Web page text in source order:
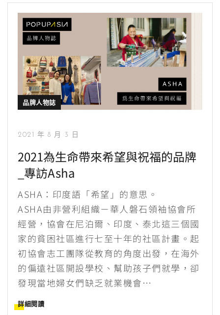
品牌人物誌
2021 年 8 月 3 日
2021為生命帶來希望與祝福的品牌
_專訪Asha
ASHA：印度語「希望」的意思。
ASHA由非營利組織－華人磐石領袖協會所
經營，協會在尼泊爾、印度、泰北這三個國
家的貧困社區進行七至十年的社區計畫。起
初協會志工團隊從教育的角度出發，在海外
的偏遠社區開設學校、幫助孩子們就學，卻
發現當地婦女們缺乏就業機會…
詳細閱讀